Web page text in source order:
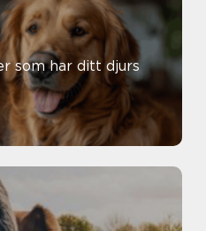
som har ditt djurs